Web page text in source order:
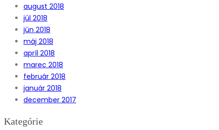
august 2018
júl 2018
jún 2018
máj 2018
apríl 2018
marec 2018
február 2018
január 2018
december 2017
Kategórie